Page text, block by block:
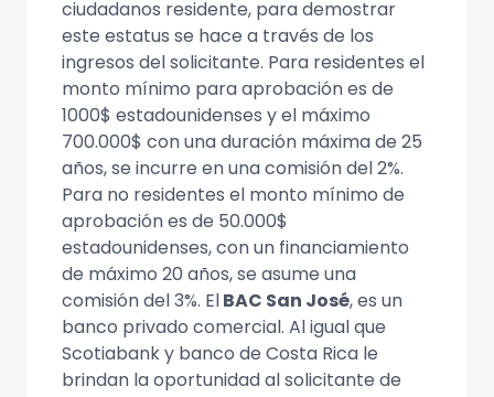
ciudadanos residente, para demostrar
este estatus se hace a través de los
ingresos del solicitante. Para residentes el
monto mínimo para aprobación es de
1000$ estadounidenses y el máximo
700.000$ con una duración máxima de 25
años, se incurre en una comisión del 2%.
Para no residentes el monto mínimo de
aprobación es de 50.000$
estadounidenses, con un financiamiento
de máximo 20 años, se asume una
comisión del 3%. ElBAC San José, es un
banco privado comercial. Al igual que
Scotiabank y banco de Costa Rica le
brindan la oportunidad al solicitante de